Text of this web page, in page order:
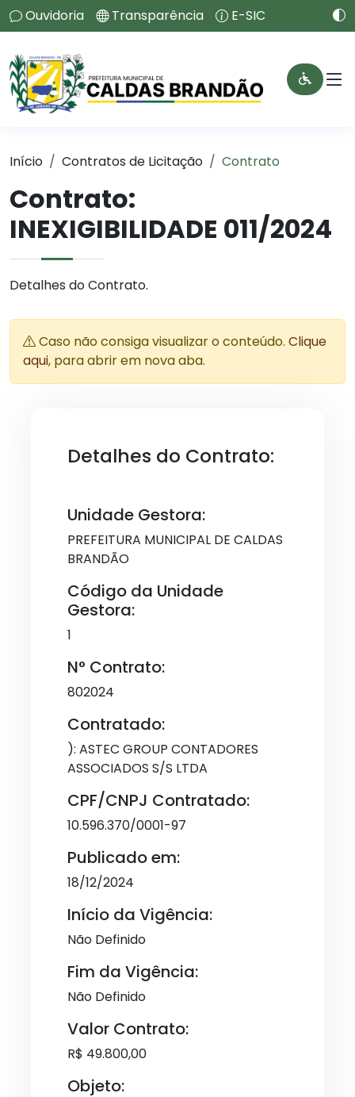
Ouvidoria Transparência E-SIC
Início Contratos de Licitação Contrato
Contrato:
INEXIGIBILIDADE 011/2024
Detalhes do Contrato.
Caso não consiga visualizar o conteúdo. Clique
aqui, para abrir em nova aba.
Detalhes do Contrato:
Unidade Gestora:
PREFEITURA MUNICIPAL DE CALDAS
BRANDÃO
Código da Unidade
Gestora:
1
N° Contrato:
802024
Contratado:
): ASTEC GROUP CONTADORES
ASSOCIADOS S/S LTDA
CPF/CNPJ Contratado:
10.596.370/0001-97
Publicado em:
18/12/2024
Início da Vigência:
Não Definido
Fim da Vigência:
Não Definido
Valor Contrato:
R$ 49.800,00
Objeto: